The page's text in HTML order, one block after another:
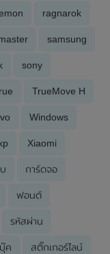
ragnarok
samsung
sony
TrueMove H
Windows
Xiaomi
การ์ดจอ
ฟอนต์
รหัสผ่าน
ค สติ๊กเกอร์ไลน์